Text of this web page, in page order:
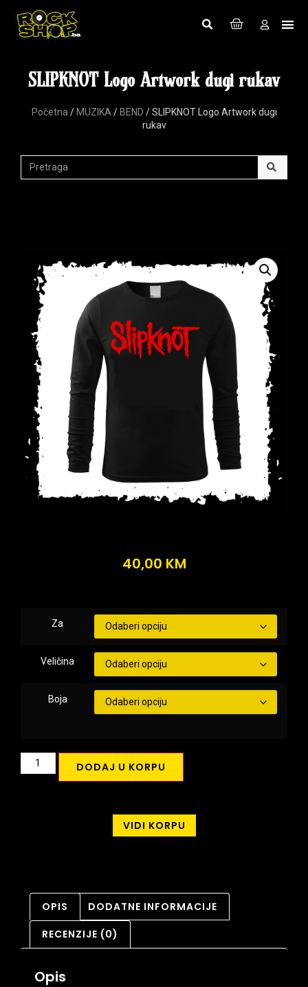
SLIPKNOT Logo Artwork dugi rukav
Početna / MUZIKA / BEND / SLIPKNOT Logo Artwork dugi
rukav
40,00 KM
Za
Veličina
Boja
DODAJ U KORPU
VIDI KORPU
OPIS DODATNE INFORMACIJE
RECENZIJE (0)
Opis